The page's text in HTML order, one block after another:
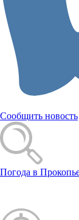
Сообщить новость
Погода в